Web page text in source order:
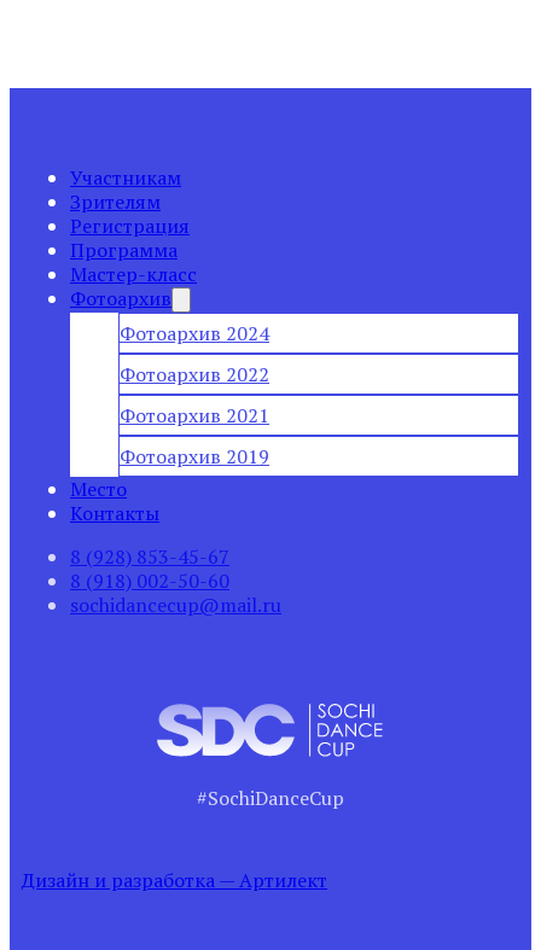
Участникам
Зрителям
Регистрация
Программа
Мастер-класс
Фотоархив
Фотоархив 2024
Фотоархив 2022
Фотоархив 2021
Фотоархив 2019
Место
Контакты
8 (928) 853-45-67
8 (918) 002-50-60
sochidancecup@mail.ru
#SochiDanceCup
Дизайн и разработка — Артилект